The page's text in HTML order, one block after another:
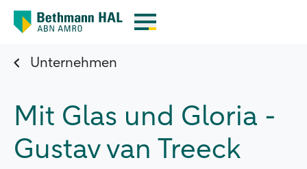
Unternehmen
Mit Glas und Gloria -
Gustav van Treeck